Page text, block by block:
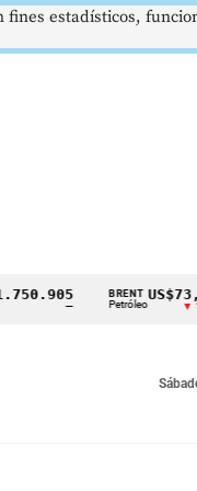
BRENT
Petróleo
US$73,48
▼ 1.12
estadísticos,